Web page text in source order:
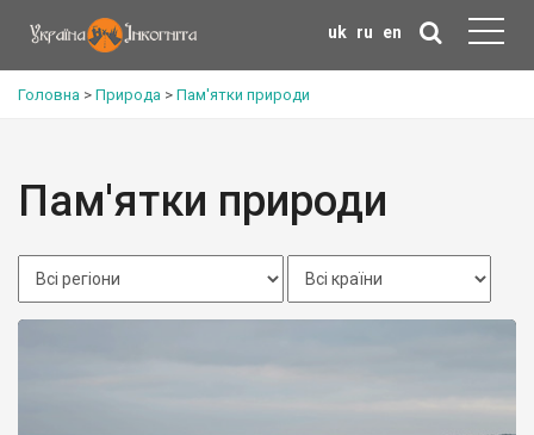
uk ru en
Головна > Природа > Пам'ятки природи
Пам'ятки природи